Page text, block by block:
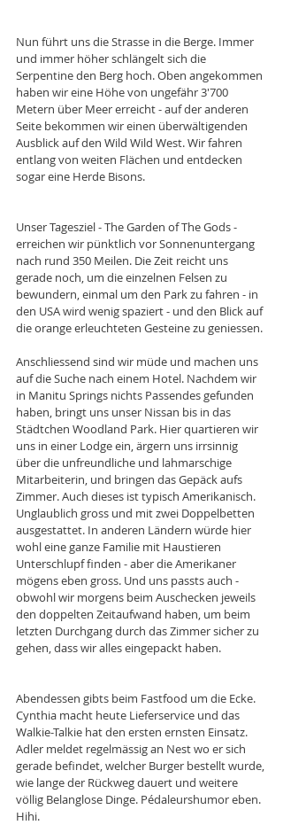
Nun führt uns die Strasse in die Berge. Immer
und immer höher schlängelt sich die
Serpentine den Berg hoch. Oben angekommen
haben wir eine Höhe von ungefähr 3'700
Metern über Meer erreicht - auf der anderen
Seite bekommen wir einen überwältigenden
Ausblick auf den Wild Wild West. Wir fahren
entlang von weiten Flächen und entdecken
sogar eine Herde Bisons.
Unser Tagesziel - The Garden of The Gods -
erreichen wir pünktlich vor Sonnenuntergang
nach rund 350 Meilen. Die Zeit reicht uns
gerade noch, um die einzelnen Felsen zu
bewundern, einmal um den Park zu fahren - in
den USA wird wenig spaziert - und den Blick auf
die orange erleuchteten Gesteine zu geniessen.
Anschliessend sind wir müde und machen uns
auf die Suche nach einem Hotel. Nachdem wir
in Manitu Springs nichts Passendes gefunden
haben, bringt uns unser Nissan bis in das
Städtchen Woodland Park. Hier quartieren wir
uns in einer Lodge ein, ärgern uns irrsinnig
über die unfreundliche und lahmarschige
Mitarbeiterin, und bringen das Gepäck aufs
Zimmer. Auch dieses ist typisch Amerikanisch.
Unglaublich gross und mit zwei Doppelbetten
ausgestattet. In anderen Ländern würde hier
wohl eine ganze Familie mit Haustieren
Unterschlupf finden - aber die Amerikaner
mögens eben gross. Und uns passts auch -
obwohl wir morgens beim Auschecken jeweils
den doppelten Zeitaufwand haben, um beim
letzten Durchgang durch das Zimmer sicher zu
gehen, dass wir alles eingepackt haben.
Abendessen gibts beim Fastfood um die Ecke.
Cynthia macht heute Lieferservice und das
Walkie-Talkie hat den ersten ernsten Einsatz.
Adler meldet regelmässig an Nest wo er sich
gerade befindet, welcher Burger bestellt wurde,
wie lange der Rückweg dauert und weitere
völlig Belanglose Dinge. Pédaleurshumor eben.
Hihi.